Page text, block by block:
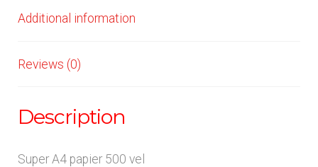
Additional information
Reviews (0)
Description
Super A4 papier 500 vel